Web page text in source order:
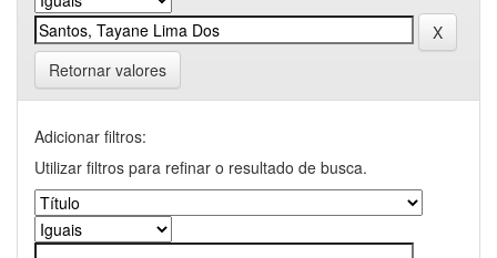
Retornar valores
Adicionar filtros:
Utilizar filtros para refinar o resultado de busca.